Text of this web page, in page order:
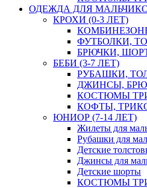
ОДЕЖДА ДЛЯ
КРОХИ (0-3 ЛЕТ)
ФУТБОЛКИ,
БРЮЧКИ,
БЕБИ (3-7 ЛЕТ)
РУБАШКИ,
ДЖИНСЫ,
КОСТЮМЫ
КОФТЫ,
ЮНИОР (7-14 ЛЕТ)
Жилеты для
Рубашки для
Детские
Джинсы для
Детские шорты
КОСТЮМЫ